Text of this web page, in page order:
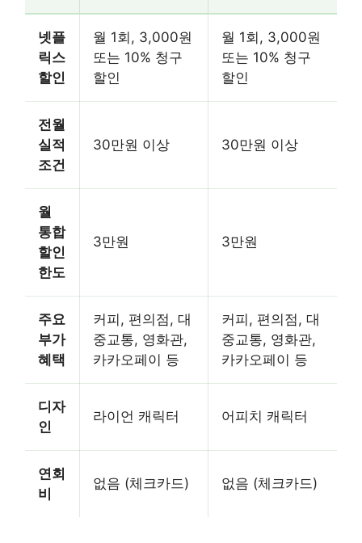
넷플
릭스
할인
월 1회, 3,000원
또는 10% 청구
할인
월 1회, 3,000원
또는 10% 청구
할인
전월
실적
조건
30만원 이상 30만원 이상
월
통합
할인
한도
3만원 3만원
주요
부가
혜택
커피, 편의점, 대
중교통, 영화관,
카카오페이 등
커피, 편의점, 대
중교통, 영화관,
카카오페이 등
디자
인
라이언 캐릭터 어피치 캐릭터
연회
비
없음 (체크카드) 없음 (체크카드)